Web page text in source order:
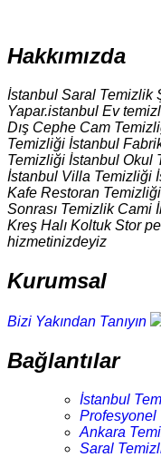
Hakkımızda
İstanbul Saral Temizlik
Yapar.istanbul Ev
Dış Cephe Cam
Temizliği İstanbul
Temizliği İstanbul Okul
İstanbul Villa Temizliği
Kafe Restoran
Sonrası Temizlik Cami
Kreş Halı Koltuk Stor
hizmetinizdeyiz
Kurumsal
Bizi Yakından Tanıyın
Bağlantılar
İstanbul
Profesyonel
Ankara
Saral